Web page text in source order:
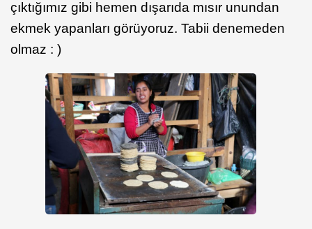
çıktığımız gibi hemen dışarıda mısır unundan
ekmek yapanları görüyoruz. Tabii denemeden
olmaz : )